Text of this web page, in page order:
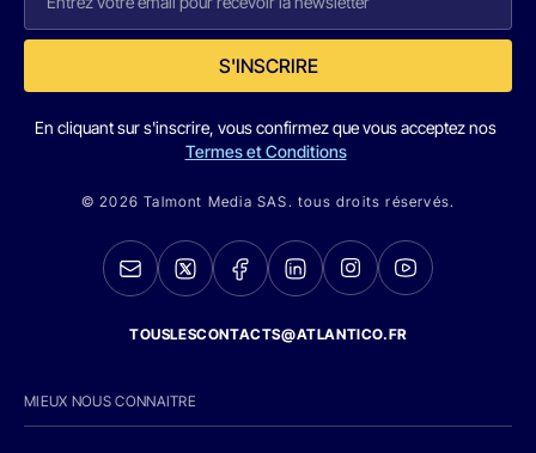
S'INSCRIRE
En cliquant sur s'inscrire, vous confirmez que vous acceptez nos
Termes et Conditions
© 2026 Talmont Media SAS. tous droits réservés.
TOUSLESCONTACTS@ATLANTICO.FR
MIEUX NOUS CONNAITRE